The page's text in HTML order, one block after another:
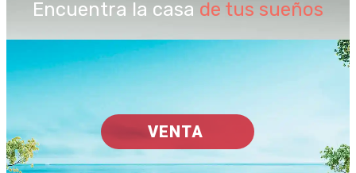
Encuentra la casa de tus sueños
VENTA